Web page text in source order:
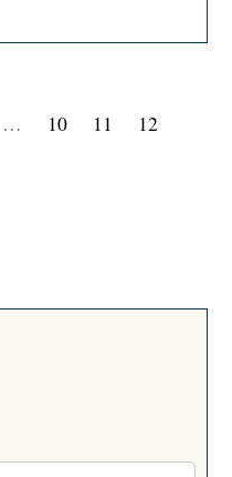
… 10 11 12